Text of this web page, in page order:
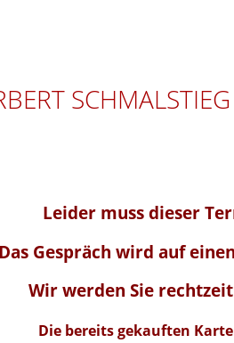
Leider muss dieser
Das Gespräch wird auf
Wir werden Sie
Die bereits gekauften